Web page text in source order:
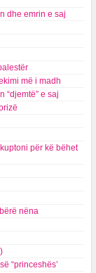
dhe emrin e saj
më i madh
“djemtë” e saj
për kë bëhet
nëna
“princeshës’